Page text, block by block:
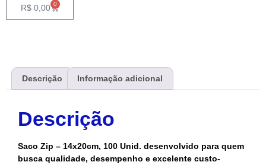
R$ 0,00 0
Descrição Informação adicional
Descrição
Saco Zip – 14x20cm, 100 Unid. desenvolvido para quem
busca qualidade, desempenho e excelente custo-